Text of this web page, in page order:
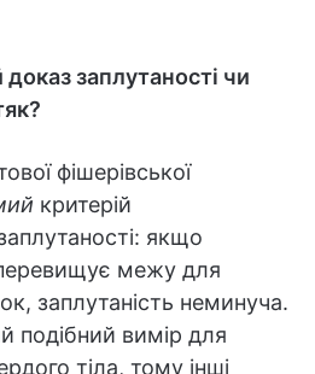
заплутаності чи
фішерівської
критерій
якщо
межу для
заплутаність неминуча.
подібний вимір для
тіла, тому інші